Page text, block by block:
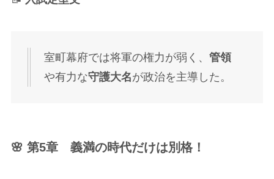
室町幕府では将軍の権力が弱く、 管領
や有力な守護大名が政治を主導した。
🌸 第5章 義満の時代だけは別格！